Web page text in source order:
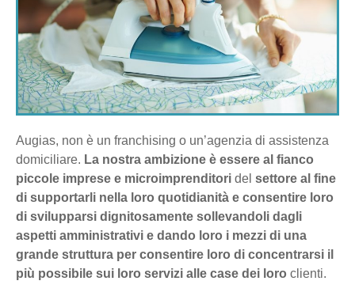
Augias, non è un franchising o un’agenzia di assistenza
domiciliare. La nostra ambizione è essere al fianco
piccole imprese e microimprenditori del settore al fine
di supportarli nella loro quotidianità e consentire loro
di svilupparsi dignitosamente sollevandoli dagli
aspetti amministrativi e dando loro i mezzi di una
grande struttura per consentire loro di concentrarsi il
più possibile sui loro servizi alle case dei loro clienti.